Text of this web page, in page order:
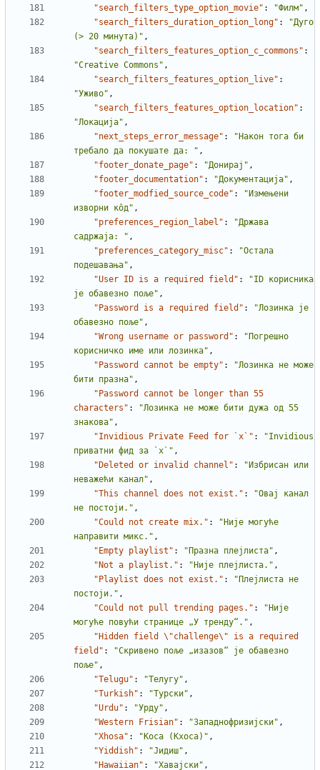
"search_filters_type_option_movie" : "Филм" ,
"search_filters_duration_option_long" :
"Дуго
(> 20 минута)" ,
"search_filters_features_option_c_commons" :
"Creative Commons" ,
"search_filters_features_option_live" :
"Уживо" ,
"search_filters_features_option_location" :
"Локација" ,
"next_steps_error_message" :
"Након тога би
требало да покушате да: " ,
"footer_donate_page" : "Донирај" ,
"footer_documentation" : "Документација" ,
"footer_modfied_source_code" :
"Измењени
изворни кôд" ,
"preferences_region_label" :
"Држава
садржаја: " ,
"preferences_category_misc" :
"Остала
подешавања" ,
"User ID is a required field" :
"ID корисника
је обавезно поље" ,
"Password is a required field" :
"Лозинка је
обавезно поље" ,
"Wrong username or password" :
"Погрешно
корисничко име или лозинка" ,
"Password cannot be empty" :
"Лозинка не може
бити празна" ,
"Password cannot be longer than 55
characters" :
"Лозинка не може бити дужа од 55
знакова" ,
"Invidious Private Feed for `x`" :
"Invidious
приватни фид за `x`" ,
"Deleted or invalid channel" :
"Избрисан или
неважећи канал" ,
"This channel does not exist." :
"Овај канал
не постоји." ,
"Could not create mix." :
"Није могуће
направити микс." ,
"Empty playlist" : "Празна плејлиста" ,
"Not a playlist." : "Није плејлиста." ,
"Playlist does not exist." :
"Плејлиста не
постоји." ,
"Could not pull trending pages." :
"Није
могуће повући странице „У тренду“." ,
"Hidden field \"challenge\" is a required
field" :
"Скривено поље „изазов“ је обавезно
поље" ,
"Telugu" : "Телугу" ,
"Turkish" : "Турски" ,
"Urdu" : "Урду" ,
"Western Frisian" : "Западнофризијски" ,
"Xhosa" : "Коса (Кхоса)" ,
"Yiddish" : "Јидиш" ,
"Hawaiian" : "Хавајски" ,